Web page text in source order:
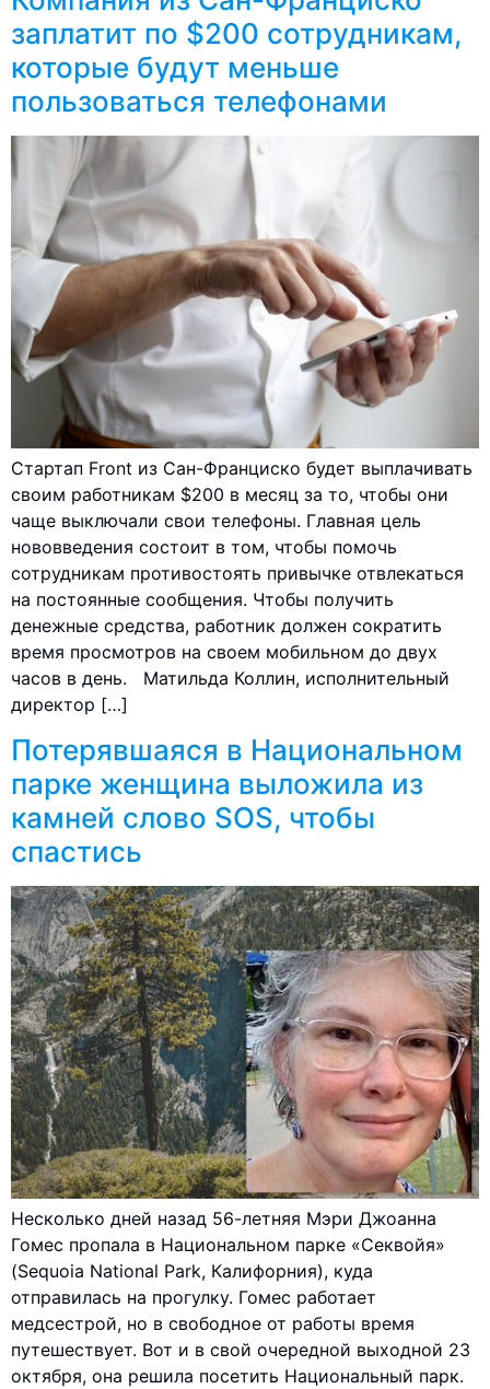
заплатит по $200 сотрудникам,
которые будут меньше
пользоваться телефонами
Стартап Front из Сан-Франциско будет выплачивать
своим работникам $200 в месяц за то, чтобы они
чаще выключали свои телефоны. Главная цель
нововведения состоит в том, чтобы помочь
сотрудникам противостоять привычке отвлекаться
на постоянные сообщения. Чтобы получить
денежные средства, работник должен сократить
время просмотров на своем мобильном до двух
часов в день. Матильда Коллин, исполнительный
директор […]
Потерявшаяся в Национальном
парке женщина выложила из
камней слово SOS, чтобы
спастись
Несколько дней назад 56-летняя Мэри Джоанна
Гомес пропала в Национальном парке «Секвойя»
(Sequoia National Park, Калифорния), куда
отправилась на прогулку. Гомес работает
медсестрой, но в свободное от работы время
путешествует. Вот и в свой очередной выходной 23
октября, она решила посетить Национальный парк.